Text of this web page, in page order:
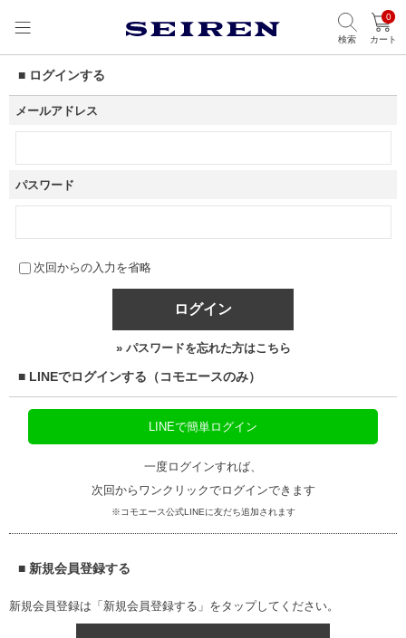
検索
0
カート
■ ログインする
メールアドレス
パスワード
次回からの入力を省略
ログイン
» パスワードを忘れた方はこちら
■ LINEでログインする（コモエースのみ）
LINEで簡単ログイン
一度ログインすれば、
次回からワンクリックでログインできます
※コモエース公式LINEに友だち追加されます
■ 新規会員登録する
新規会員登録は「新規会員登録する」をタップしてください。